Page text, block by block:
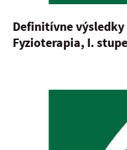
Definitívne výsledky
Fyzioterapia, I.